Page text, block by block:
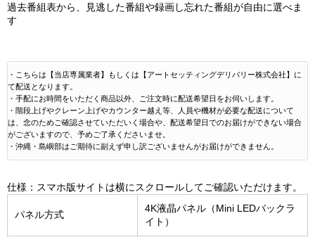
過去番組表から、見逃した番組や録画し忘れた番組が自由に選べま
す
・こちらは【当店専属業者】もしくは【アートセッティングデリバリー株式会社】に
て配送となります。
・手配にお時間をいただく商品以外、ご注文時に配送希望日をお伺いします。
・階段上げやクレーン上げやカウンター越え等、人員や機材が必要な配送について
は、念のためご確認させていただいく場合や、配送希望日でのお届けができない場合
がございますので、予めご了承くださいませ。
・沖縄・島嶼部はご期待に副えず申し訳ございませんがお届けができません。
仕様：スマホ版サイトは横にスクロールしてご確認いただけます。
パネル方式
4K液晶パネル（Mini LEDバックラ
イト）